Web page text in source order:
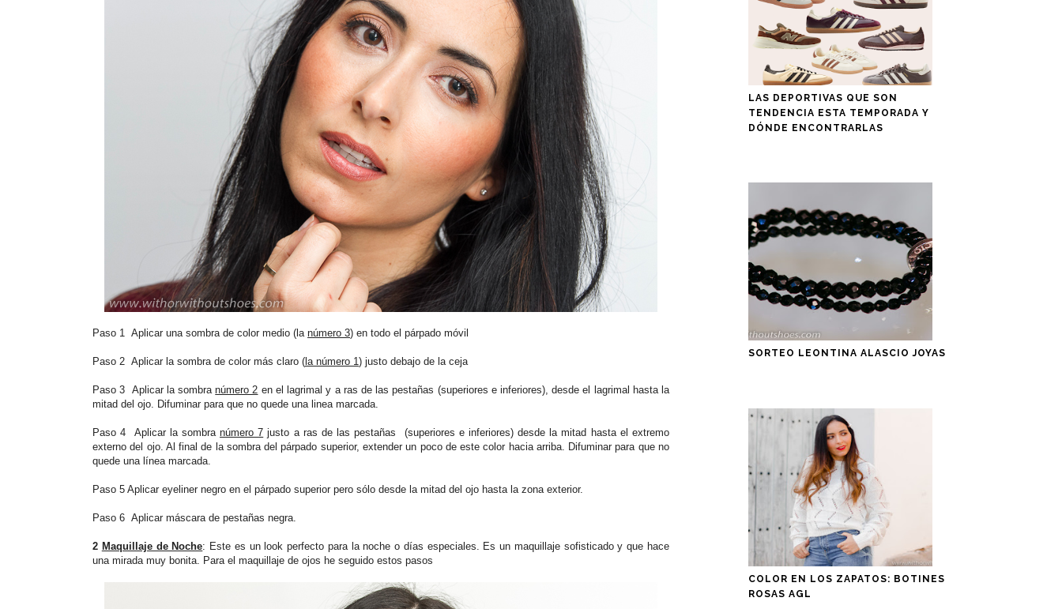
Paso 1 Aplicar una sombra de color medio (la número 3) en todo el párpado móvil
Paso 2 Aplicar la sombra de color más claro ( la número 1) justo debajo de la ceja
Paso 3 Aplicar la sombranúmero 2 en el lagrimal y a ras de las pestañas (superiores e inferiores), desde el lagrimal hasta la
mitad del ojo. Difuminar para que no quede una linea marcada.
Paso 4 Aplicar la sombranúmero 7 justo a ras de las pestañas (superiores e inferiores) desde la mitad hasta el extremo
externo del ojo. Al final de la sombra del párpado superior, extender un poco de este color hacia arriba. Difuminar para que no
quede una línea marcada.
Paso 5 Aplicar eyeliner negro en el párpado superior pero sólo desde la mitad del ojo hasta la zona exterior.
Paso 6 Aplicar máscara de pestañas negra.
2 Maquillaje de Noche: Este es un look perfecto para la noche o días especiales. Es un maquillaje sofisticado y que hace
una mirada muy bonita. Para el maquillaje de ojos he seguido estos pasos
LAS DEPORTIVAS QUE SON
TENDENCIA ESTA TEMPORADA Y
DÓNDE ENCONTRARLAS
SORTEO LEONTINA ALASCIO JOYAS
COLOR EN LOS ZAPATOS: BOTINES
ROSAS AGL